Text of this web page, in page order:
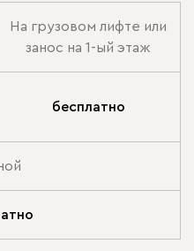
На грузовом лифте или
занос на 1-ый этаж
бесплатно